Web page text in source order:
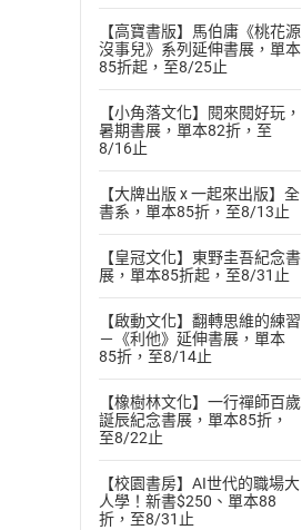
【高寶書版】馬伯庸《桃花源
沒事兒》系列延伸書展，單本
85折起，至8/25止
【小角落文化】閱來閱好玩，
暑期書展，單本82折，至
8/16止
【大牌出版 x 一起來出版】全
書系，單本85折，至8/13止
【皇冠文化】東野圭吾紀念書
展，單本85折起，至8/31止
【啟動文化】翻轉思維的練習
－《利他》延伸書展，單本
85折，至8/14止
【橡樹林文化】一行禪師百歲
誕辰紀念書展，單本85折，
至8/22止
【校園書房】AI世代的職場大
人學！新書$250、單本88
折，至8/31止